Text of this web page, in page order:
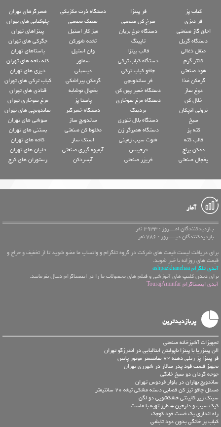
کباب پز
فر دیزی
اجاق گاز صنعتی
دستگاه گریل
منقل ذغالی
کانتر گرم
هود صنعتی
گرمکن غذا
دوغ ساز
خلال کن
ترولی آبچکان
سیخ
کته پز
قالب کته
دمکن برنج
یخچال صنعتی
فر پیتزا
سرخ کن صنعتی
دستگاه مرغ بریان
تاپینگ
قالب پیتزا
دستگاه کباب ترکی
چاقو کباب ترکی
فر ساندویچی
دستگاه خمیر پهن کن
دستگاه مرغ سوخاری
بردینگ
دستگاه بلال تنوری
دستگاه همبرگر زن
شوت سیب زمینی
فرچیپس
فریزر صنعتی
دستگاه ذرت مکزیکی
سینک صنعتی
میز کار استیل
تخمه شورکن
وان استیل
سماور
دیسپلی
گرمکن پیراشکی
یخچال نوشابه
پاستا پز
دستگاه خمیرگیر
ساندویچ ساز
مخلوط کن صنعتی
اسنک ساز
آبمیوه گیری صنعتی
آبسردکن
همبرگرهای تهران
چلوکبابی های تهران
پیتزاهای تهران
جگرکی های تهران
پاستاهای تهران
کله پاچه های تهران
دیزی های تهران
کباب ترکی های تهران
قنادی های تهران
مرغ سوخاری تهران
ساندویچی های تهران
سوشی های تهران
بستنی های تهران
کافه های تهران
قلیان های تهران
رستوران های کرج
آمار
بـازدیدکنندگان امــــروز : 2933 نفر
بازدیدکنندگان دیـــــروز : 786 نفر
برای دریافت لیست قیمت های شرکت در گروه تلگرام و واتساپ ما عضو شوید تا از تخفیف و حراج و
قیمت های روزانه با خبر شوید.
آیدی تلگرام ashpazkhanehaa
برای دیدن کلیپ های آموزشی و فیلم های محصولات ما را در اینستاگرام دنبال بفرمایید.
آیدی اینستاگرام TourajAminfar
پربازدیدترین
تجهیزات آشپزخانه صنعتی
الن پيتزريا با پیتزا ناپولیتن ایتالیایی در اندرزگو تهران
فر پیتزا پز ریلی دهنه 72 سانتیمتر موتور پایین
تجهیز فست فود پدر سالار در شهرری تهران
جوجه گردان دو سیخ خانگی
ساندویچ بهاران در بلوار فردوس تهران
مسقل چاقو تیز کن قصابی دسته مشکی تیغه 20 سانتیمتر
سینک زیر کابینتی خشکشویی دو لگن
کیک سیب و دارچین + طرز تهیه با ماست
راه اندازی یک فست فود کوچک
کباب پز خانگی بدون دود تابشی